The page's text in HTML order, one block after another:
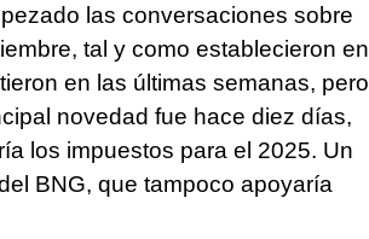
las conversaciones sobre
tal y como establecieron en
en las últimas semanas, pero
novedad fue hace diez días,
los impuestos para el 2025. Un
BNG, que tampoco apoyaría